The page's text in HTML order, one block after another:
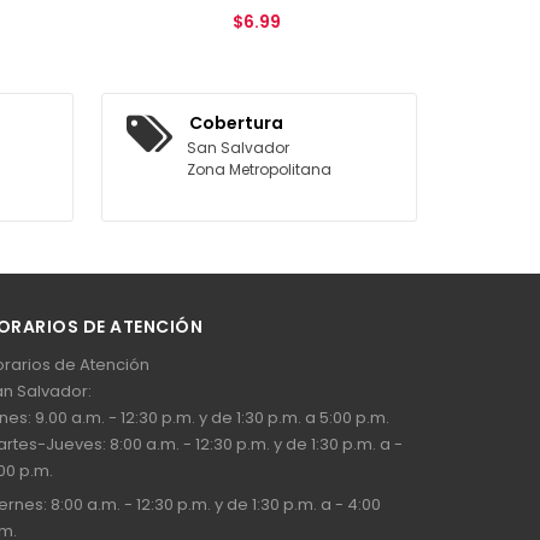
$6.99
Cobertura
San Salvador
Zona Metropolitana
DE ATENCIÓN
de Atención
Salvador:
9.00 a.m. - 12:30 p.m. y de 1:30 p.m. a 5:00 p.m.
Jueves: 8:00 a.m. - 12:30 p.m. y de 1:30 p.m. a -
p.m.
8:00 a.m. - 12:30 p.m. y de 1:30 p.m. a - 4:00